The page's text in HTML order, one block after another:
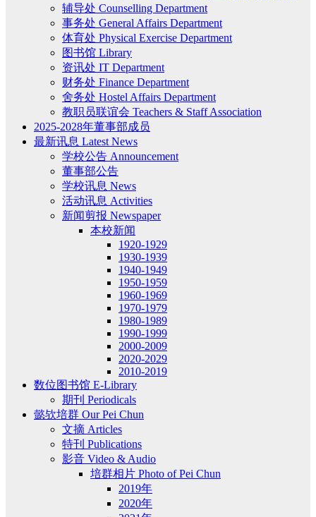
辅导处 Counselling Department
事务处 General Affairs Department
体育处 Physical Exercise Department
图书馆 Library
资讯处 IT Department
财务处 Finance Department
舍务处 Hostel Affairs Department
教职员联谊会 Teachers & Staff Association
2025-2028年董事部成员
最新讯息 Latest News
学校公告 Announcement
董事部公告
学校讯息 News
活动讯息 Activities
新闻剪报 Newspaper
本校新闻
1920-1929
1930-1939
1940-1949
1950-1959
1960-1969
1970-1979
1980-1989
1990-1999
2000-2009
2020-2029
2010-2019
数位图书馆 E-Library
期刊 Periodicals
懿欤培群 Our Pei Chun
文摘 Articles
特刊 Publications
影音 Video & Audio
培群相片 Photo of Pei Chun
2019年
2020年